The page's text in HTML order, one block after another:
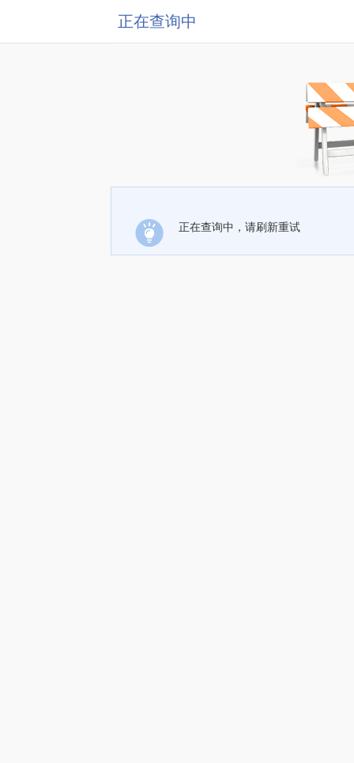
正在查询中
正在查询中，请刷新重试